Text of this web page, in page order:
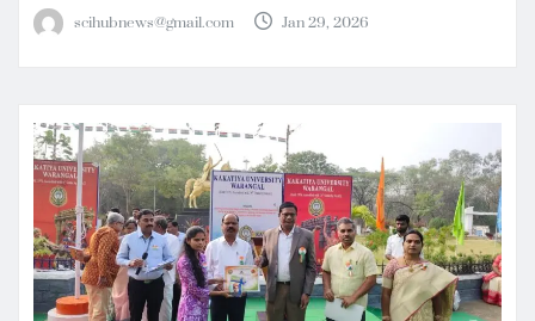
scihubnews@gmail.com Jan 29, 2026